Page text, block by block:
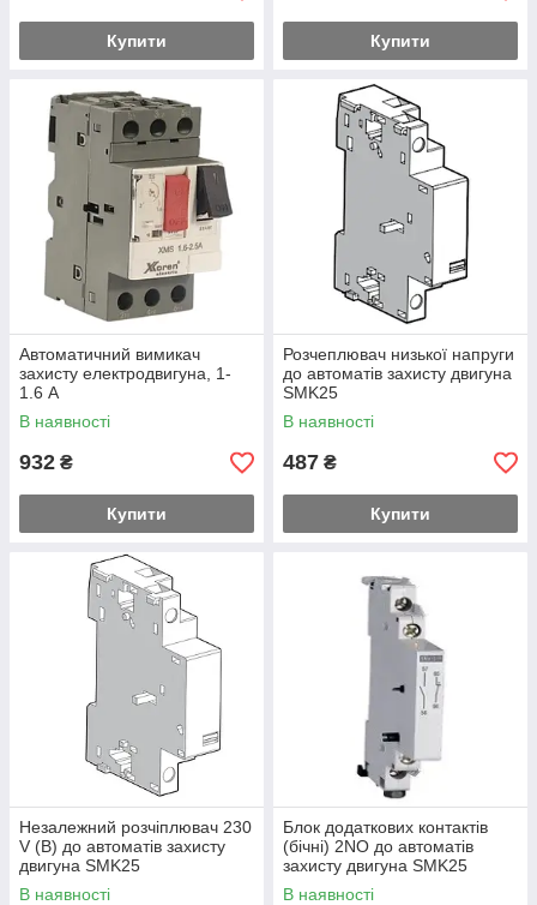
Купити Купити
Автоматичний вимикач
захисту електродвигуна, 1-
1.6 А
В наявності
932 ₴
Купити
Розчеплювач низької напруги
до автоматів захисту двигуна
SMK25
В наявності
487 ₴
Купити
Незалежний розчіплювач 230
V (В) до автоматів захисту
двигуна SMK25
В наявності
Блок додаткових контактів
(бічні) 2NO до автоматів
захисту двигуна SMK25
SIGMA
В наявності